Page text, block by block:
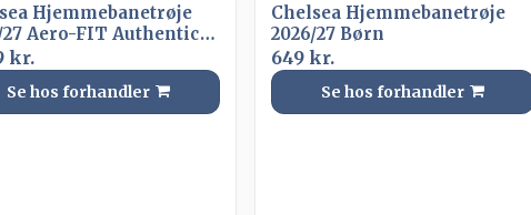
Hjemmebanetrøje
27 Aero-FIT Authentic
2025 Champions
kr.
Se hos forhandler
Chelsea Hjemmebanetrøje
2026/27 Børn
649 kr.
Se hos forhandler